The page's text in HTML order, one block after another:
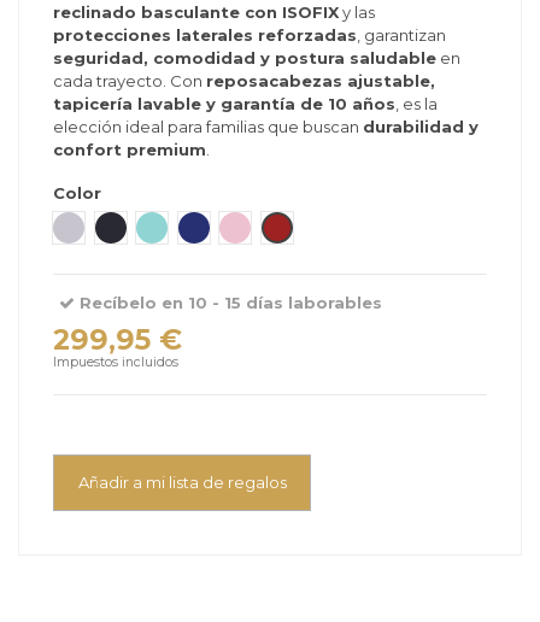
reclinado basculante con ISOFIXy las
protecciones laterales reforzadas , garantizan
seguridad, comodidad y postura saludable en
cada trayecto. Con reposacabezas ajustable,
tapicería lavable y garantía de 10 años , es la
elección ideal para familias que buscan durabilidad y
confort premium
Color
Grey - GrisBlack - Negro
Mint - Menta
Navy - AzulPink - Rosa
Rojo
Recíbelo en 10 - 15 días laborables
299,95 €
Impuestos incluidos
Añadir a mi lista de regalos